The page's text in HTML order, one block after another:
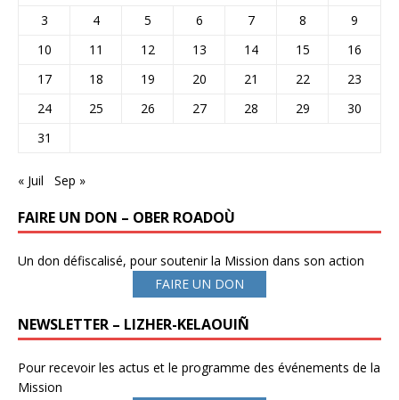
3
4 5 6 7 8
9
10
11 12 13 14 15
16
17
18 19 20 21 22
23
24
25 26 27 28 29
30
31
« Juil Sep »
FAIRE UN DON – OBER ROADOÙ
Un don défiscalisé, pour soutenir la Mission dans son action
FAIRE UN DON
NEWSLETTER – LIZHER-KELAOUIÑ
Pour recevoir les actus et le programme des événements de la
Mission